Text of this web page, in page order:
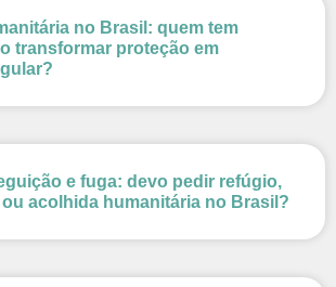
no Brasil: quem tem
transformar proteção em
e fuga: devo pedir refúgio,
acolhida humanitária no Brasil?